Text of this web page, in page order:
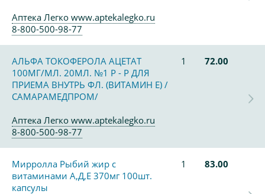
Аптека Легко www.aptekalegko.ru
8-800-500-98-77
АЛЬФА ТОКОФЕРОЛА АЦЕТАТ
100МГ/МЛ. 20МЛ. №1 Р - Р ДЛЯ
ПРИЕМА ВНУТРЬ ФЛ. (ВИТАМИН Е) /
САМАРАМЕДПРОМ/
1 72.00
Аптека Легко www.aptekalegko.ru
8-800-500-98-77
Мирролла Рыбий жир с
витаминами А,Д,Е 370мг 100шт.
капсулы
1 83.00